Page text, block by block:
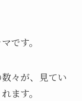
です。
々が、見てい
ます。